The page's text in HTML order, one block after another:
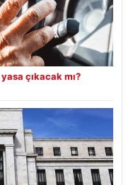
çıkacak mı?